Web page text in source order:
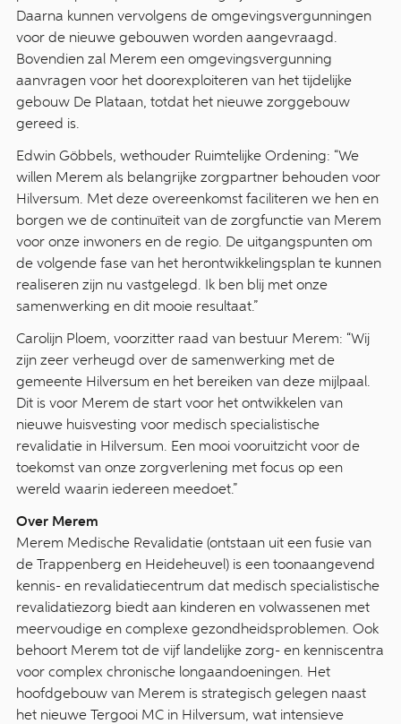
Daarna kunnen vervolgens de omgevingsvergunningen
voor de nieuwe gebouwen worden aangevraagd.
Bovendien zal Merem een omgevingsvergunning
aanvragen voor het doorexploiteren van het tijdelijke
gebouw De Plataan, totdat het nieuwe zorggebouw
gereed is.
Edwin Göbbels, wethouder Ruimtelijke Ordening: “We
willen Merem als belangrijke zorgpartner behouden voor
Hilversum. Met deze overeenkomst faciliteren we hen en
borgen we de continuïteit van de zorgfunctie van Merem
voor onze inwoners en de regio. De uitgangspunten om
de volgende fase van het herontwikkelingsplan te kunnen
realiseren zijn nu vastgelegd. Ik ben blij met onze
samenwerking en dit mooie resultaat.”
Carolijn Ploem, voorzitter raad van bestuur Merem: “Wij
zijn zeer verheugd over de samenwerking met de
gemeente Hilversum en het bereiken van deze mijlpaal.
Dit is voor Merem de start voor het ontwikkelen van
nieuwe huisvesting voor medisch specialistische
revalidatie in Hilversum. Een mooi vooruitzicht voor de
toekomst van onze zorgverlening met focus op een
wereld waarin iedereen meedoet.”
Over Merem
Merem Medische Revalidatie (ontstaan uit een fusie van
de Trappenberg en Heideheuvel) is een toonaangevend
kennis- en revalidatiecentrum dat medisch specialistische
revalidatiezorg biedt aan kinderen en volwassenen met
meervoudige en complexe gezondheidsproblemen. Ook
behoort Merem tot de vijf landelijke zorg- en kenniscentra
voor complex chronische longaandoeningen. Het
hoofdgebouw van Merem is strategisch gelegen naast
het nieuwe Tergooi MC in Hilversum, wat intensieve